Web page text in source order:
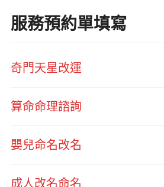
服務預約單填寫
奇門天星改運
算命命理諮詢
嬰兒命名改名
成人改名命名